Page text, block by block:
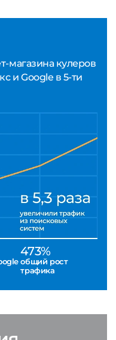
магазина кулеров
и Google в 5-ти
473%
общий рост
трафика